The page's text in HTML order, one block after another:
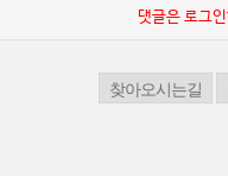
댓글은 로그